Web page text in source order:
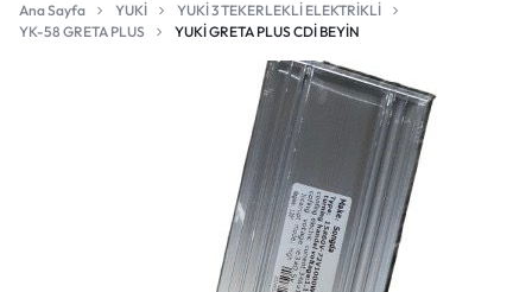
Ana Sayfa YUKİ
YUKİ 3 TEKERLEKLİ ELEKTRİKLİ
YK-58 GRETA PLUS
YUKİ GRETA PLUS CDİ BEYİN